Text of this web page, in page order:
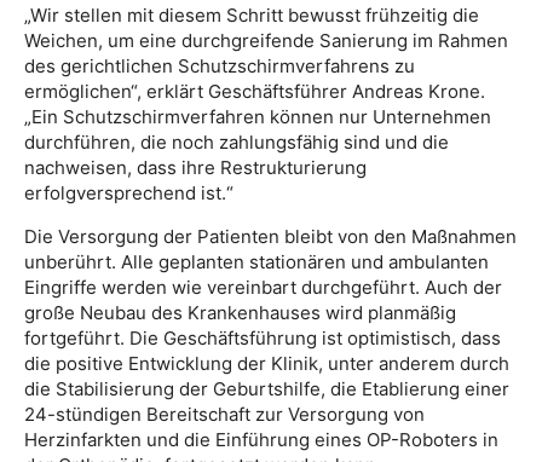
„Wir stellen mit diesem Schritt bewusst frühzeitig die
Weichen, um eine durchgreifende Sanierung im Rahmen
des gerichtlichen Schutzschirmverfahrens zu
ermöglichen“, erklärt Geschäftsführer Andreas Krone.
„Ein Schutzschirmverfahren können nur Unternehmen
durchführen, die noch zahlungsfähig sind und die
nachweisen, dass ihre Restrukturierung
erfolgversprechend ist.“
Die Versorgung der Patienten bleibt von den Maßnahmen
unberührt. Alle geplanten stationären und ambulanten
Eingriffe werden wie vereinbart durchgeführt. Auch der
große Neubau des Krankenhauses wird planmäßig
fortgeführt. Die Geschäftsführung ist optimistisch, dass
die positive Entwicklung der Klinik, unter anderem durch
die Stabilisierung der Geburtshilfe, die Etablierung einer
24-stündigen Bereitschaft zur Versorgung von
Herzinfarkten und die Einführung eines OP-Roboters in